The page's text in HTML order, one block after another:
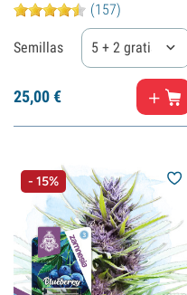
(157)
Semillas 5 + 2 gratis
25,00€
- 15%